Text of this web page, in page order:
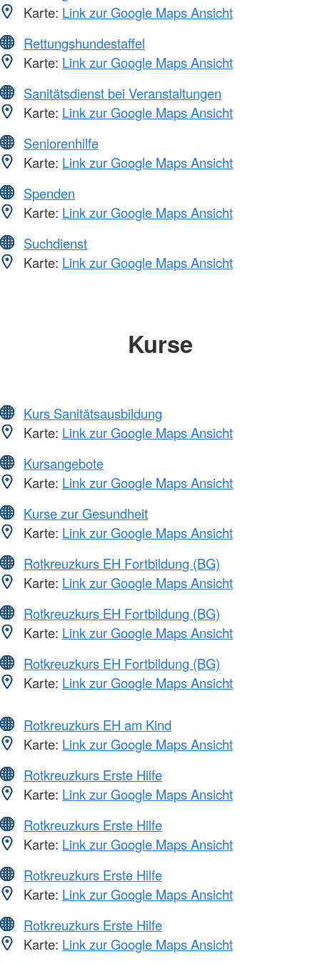
Karte: Link zur Google Maps Ansicht
Rettungshundestaffel
Karte: Link zur Google Maps Ansicht
Sanitätsdienst bei Veranstaltungen
Karte: Link zur Google Maps Ansicht
Seniorenhilfe
Karte: Link zur Google Maps Ansicht
Spenden
Karte: Link zur Google Maps Ansicht
Suchdienst
Karte: Link zur Google Maps Ansicht
Kurse
Kurs Sanitätsausbildung
Karte: Link zur Google Maps Ansicht
Kursangebote
Karte: Link zur Google Maps Ansicht
Kurse zur Gesundheit
Karte: Link zur Google Maps Ansicht
Rotkreuzkurs EH Fortbildung (BG)
Karte: Link zur Google Maps Ansicht
Rotkreuzkurs EH Fortbildung (BG)
Karte: Link zur Google Maps Ansicht
Rotkreuzkurs EH Fortbildung (BG)
Karte: Link zur Google Maps Ansicht
Rotkreuzkurs EH am Kind
Karte: Link zur Google Maps Ansicht
Rotkreuzkurs Erste Hilfe
Karte: Link zur Google Maps Ansicht
Rotkreuzkurs Erste Hilfe
Karte: Link zur Google Maps Ansicht
Rotkreuzkurs Erste Hilfe
Karte: Link zur Google Maps Ansicht
Rotkreuzkurs Erste Hilfe
Karte: Link zur Google Maps Ansicht